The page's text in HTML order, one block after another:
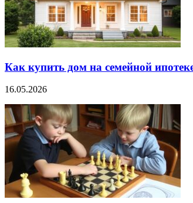
Как купить дом на семейной
16.05.2026